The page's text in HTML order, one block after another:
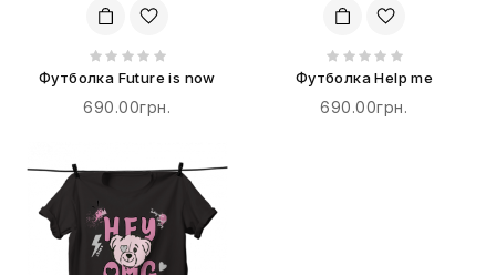
Футболка Future is now
690.00грн.
Футболка Help me
690.00грн.